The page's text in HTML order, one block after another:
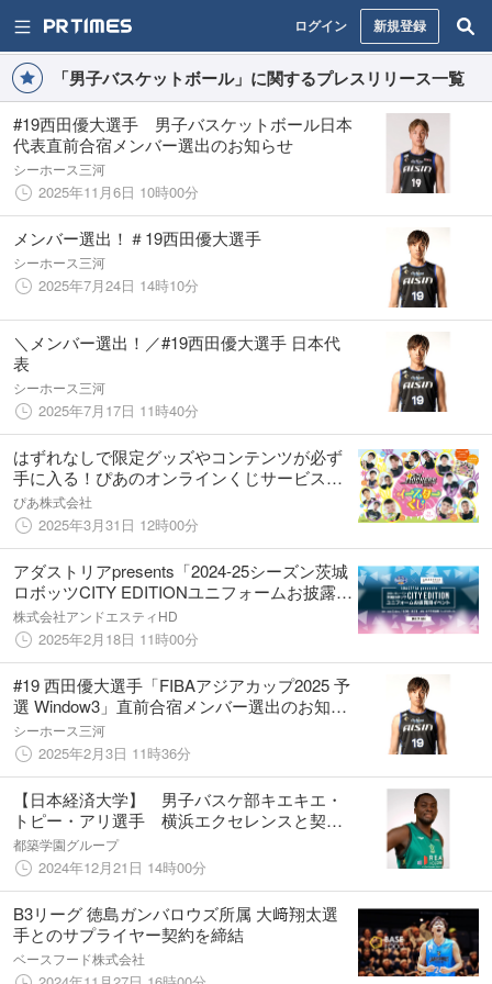
ログイン 新規登録
「男子バスケットボール」に関するプレスリリース一覧
#19西田優大選手 男子バスケットボール日本
代表直前合宿メンバー選出のお知らせ
シーホース三河
2025年11月6日 10時00分
メンバー選出！＃19西田優大選手
シーホース三河
2025年7月24日 14時10分
＼メンバー選出！／#19西田優大選手 日本代
表
シーホース三河
2025年7月17日 11時40分
はずれなしで限定グッズやコンテンツが必ず
手に入る！ぴあのオンラインくじサービス
「Pickzy（ピクジー）」にて「サンロッカー
ズ渋谷 イースターくじ」販売開始！
ぴあ株式会社
2025年3月31日 12時00分
アダストリアpresents「2024-25シーズン茨城
ロボッツCITY EDITIONユニフォームお披露目
会」を2025年3月6日(木)に開催
株式会社アンドエスティHD
2025年2月18日 11時00分
#19 西田優大選手「FIBAアジアカップ2025 予
選 Window3」直前合宿メンバー選出のお知ら
せ
シーホース三河
2025年2月3日 11時36分
【日本経済大学】 男子バスケ部キエキエ・
トピー・アリ選手 横浜エクセレンスと契約
合意
都築学園グループ
2024年12月21日 14時00分
B3リーグ 徳島ガンバロウズ所属 大﨑翔太選
手とのサプライヤー契約を締結
ベースフード株式会社